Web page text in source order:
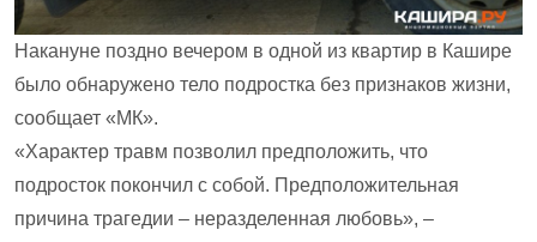
Накануне поздно вечером в одной из квартир в Кашире
было обнаружено тело подростка без признаков жизни,
сообщает «МК».
«Характер травм позволил предположить, что
подросток покончил с собой. Предположительная
причина трагедии – неразделенная любовь», –